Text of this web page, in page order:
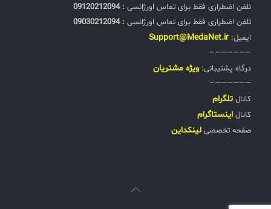
تلفن اضطراری فقط برای تماس اورژانسی : 09120212094
تلفن اضطراری فقط برای تماس اورژانسی : 09030212094
ایمیل: Support@MedaNet.ir
——————–
درگاه پشتیبانی: ويژه مشتریان
——————–
کانال تلگرام
کانال اینستاگرام
صفحه تخصصی لینکداین